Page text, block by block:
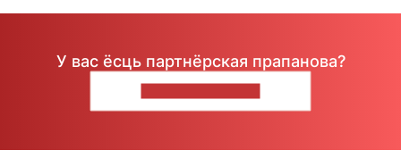
У вас ёсць партнёрская прапанова?